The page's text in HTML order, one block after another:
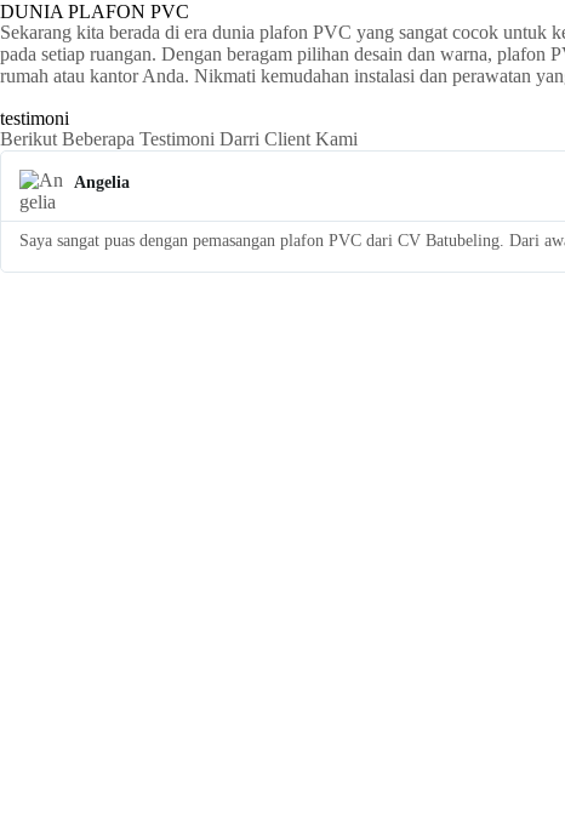
DUNIA PLAFON PVC
Sekarang kita berada di era dunia plafon PVC yang sangat cocok untuk
pada setiap ruangan. Dengan beragam pilihan desain dan warna,
rumah atau kantor Anda. Nikmati kemudahan instalasi dan perawatan
testimoni
Berikut Beberapa Testimoni Darri Client Kami
Angelia
Saya sangat puas dengan pemasangan plafon PVC dari CV Batubeling. Dari